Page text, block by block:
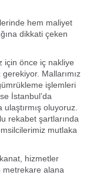
hem maliyet
dikkati çeken
için önce iç nakliye
Mallarımız
işlemleri
İstanbul’da
oluyoruz.
rekabet şartlarında
mutlaka
hizmetler
metrekare alana